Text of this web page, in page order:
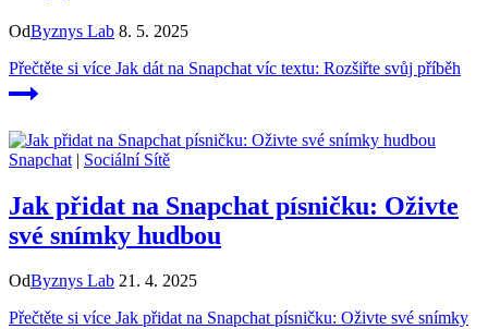
OdByznys Lab 8. 5. 2025
Přečtěte si více Jak dát na Snapchat víc textu: Rozšiřte svůj příběh
Snapchat | Sociální Sítě
Jak přidat na Snapchat písničku: Oživte
své snímky hudbou
OdByznys Lab 21. 4. 2025
Přečtěte si více Jak přidat na Snapchat písničku: Oživte své snímky